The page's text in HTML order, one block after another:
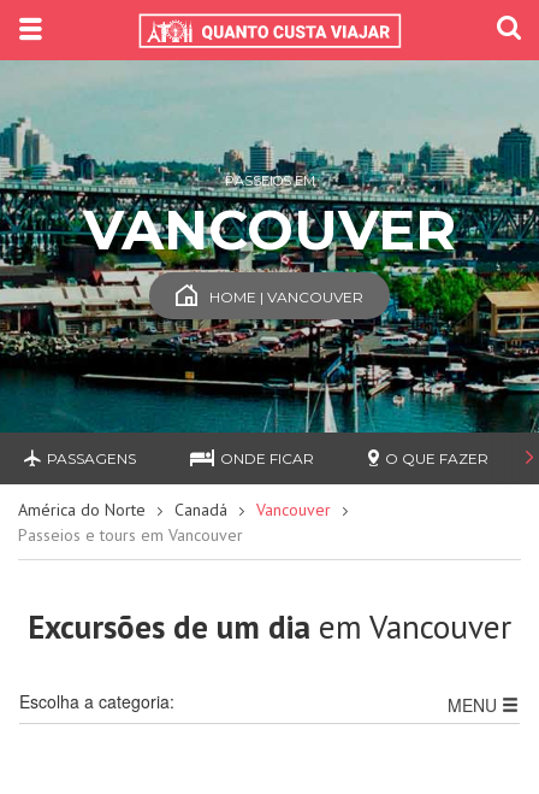
PASSEIOS EM
VANCOUVER
HOME | VANCOUVER
PASSAGENS ONDE FICAR O QUE FAZER
América do Norte Canadá
Vancouver
Passeios e tours em Vancouver
Excursões de um dia em Vancouver
MENU
Escolha a categoria: